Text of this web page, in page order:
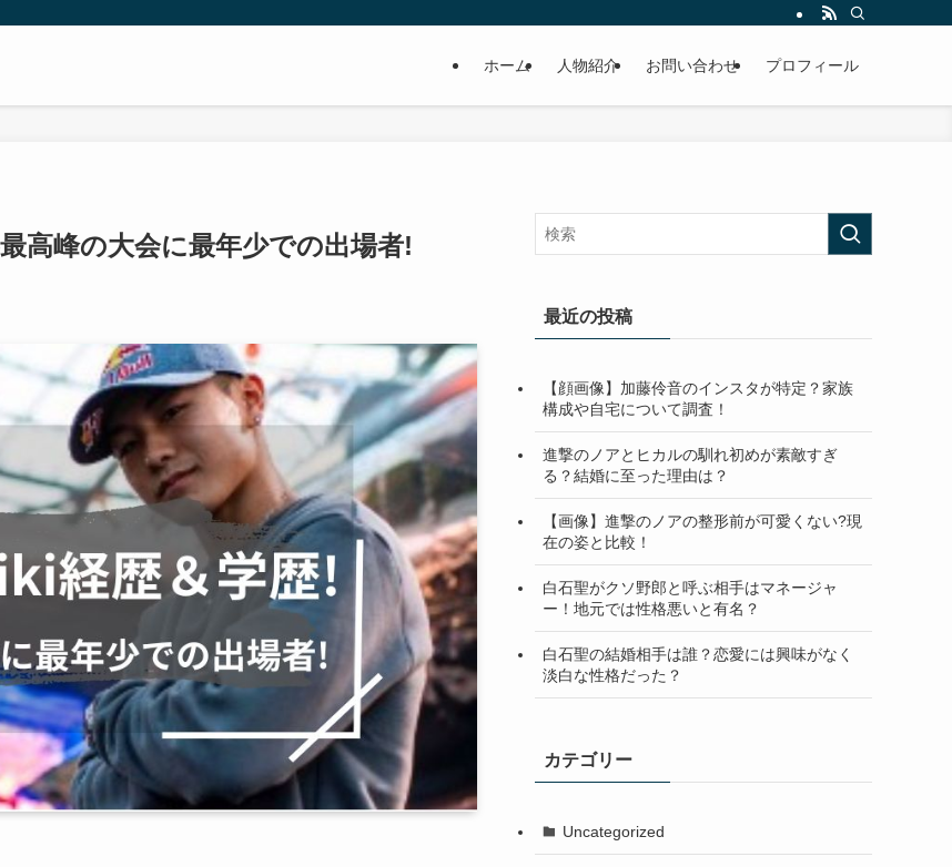
ホーム 人物紹介 お問い合わせ プロフィール
高峰の大会に最年少での出場者!
最近の投稿
【顔画像】加藤伶音のインスタが特定？家族
構成や自宅について調査！
進撃のノアとヒカルの馴れ初めが素敵すぎ
る？結婚に至った理由は？
【画像】進撃のノアの整形前が可愛くない?現
在の姿と比較！
白石聖がクソ野郎と呼ぶ相手はマネージャ
ー！地元では性格悪いと有名？
白石聖の結婚相手は誰？恋愛には興味がなく
淡白な性格だった？
カテゴリー
Uncategorized